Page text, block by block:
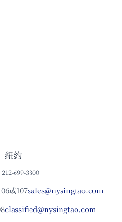
紐約
212-699-3800
或107sales@nysingtao.com
classified@nysingtao.com